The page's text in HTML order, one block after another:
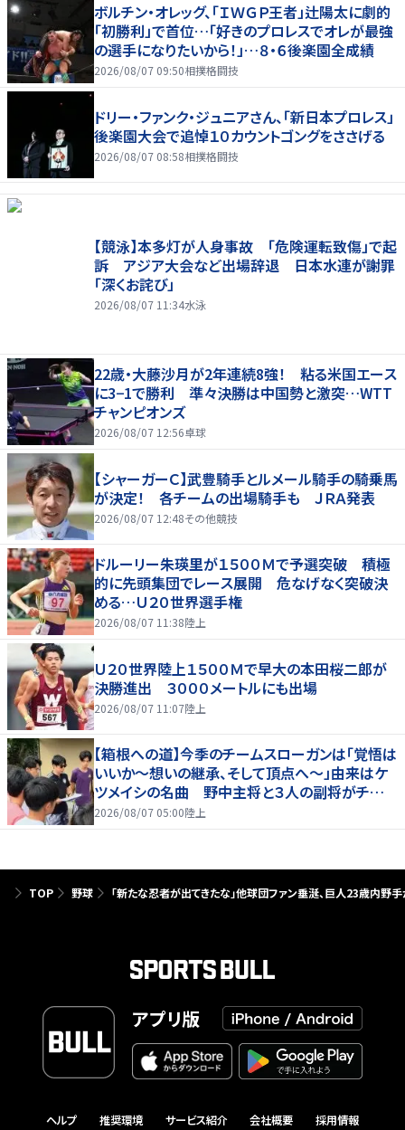
ボルチン・オレッグ、「ＩＷＧＰ王者」辻陽太に劇的
「初勝利」で首位…「好きのプロレスでオレが最強
の選手になりたいから！」…８・６後楽園全成績
2026/08/07 09:50相撲格闘技
ドリー・ファンク・ジュニアさん、「新日本プロレス」
後楽園大会で追悼１０カウントゴングをささげる
2026/08/07 08:58相撲格闘技
【競泳】本多灯が人身事故 「危険運転致傷」で起
訴 アジア大会など出場辞退 日本水連が謝罪
「深くお詫び」
2026/08/07 11:34水泳
22歳・大藤沙月が2年連続8強！ 粘る米国エース
に3−1で勝利 準々決勝は中国勢と激突…WTT
チャンピオンズ
2026/08/07 12:56卓球
【シャーガーＣ】武豊騎手とルメール騎手の騎乗馬
が決定！ 各チームの出場騎手も ＪＲＡ発表
2026/08/07 12:48その他競技
ドルーリー朱瑛里が１５００Ｍで予選突破 積極
的に先頭集団でレース展開 危なげなく突破決
める…Ｕ２０世界選手権
2026/08/07 11:38陸上
Ｕ２０世界陸上１５００Ｍで早大の本田桜二郎が
決勝進出 ３０００メートルにも出場
2026/08/07 11:07陸上
【箱根への道】今季のチームスローガンは「覚悟は
いいか～想いの継承、そして頂点へ～」由来はケ
ツメイシの名曲 野中主将と３人の副将がチーム
を引っ張る…夏合宿特集第１弾、国学院大
2026/08/07 05:00陸上
TOP 野球 「新たな忍者が出てきたな」他球団ファン垂涎、巨人23歳内
アプリ版
ヘルプ 推奨環境 サービス紹介 会社概要 採用情報